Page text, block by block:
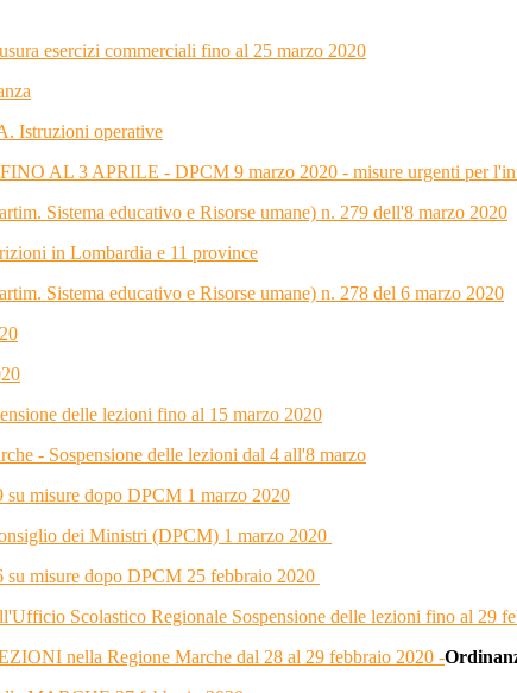
esercizi commerciali fino al 25 marzo 2020
Istruzioni operative
AL 3 APRILE - DPCM 9 marzo 2020 - misure urgenti per
Sistema educativo e Risorse umane) n. 279 dell'8 marzo 2020
in Lombardia e 11 province
Sistema educativo e Risorse umane) n. 278 del 6 marzo 2020
delle lezioni fino al 15 marzo 2020
- Sospensione delle lezioni dal 4 all'8 marzo
misure dopo DPCM 1 marzo 2020
dei Ministri (DPCM) 1 marzo 2020
misure dopo DPCM 25 febbraio 2020
Scolastico Regionale Sospensione delle lezioni fino al 29
nella Regione Marche dal 28 al 29 febbraio 2020 -